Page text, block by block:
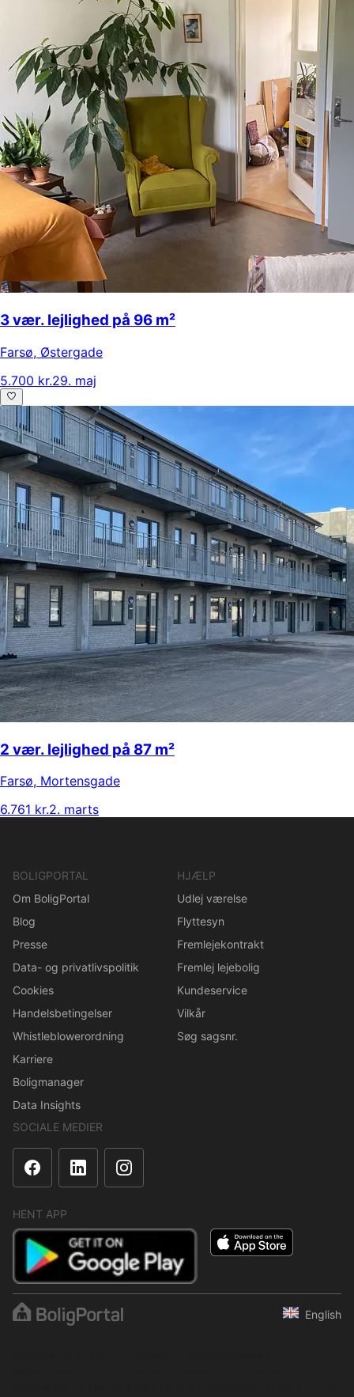
3 vær. lejlighed på 96 m²
Farsø, Østergade
5.700 kr.29. maj
2 vær. lejlighed på 87 m²
Farsø, Mortensgade
6.761 kr.2. marts
BOLIGPORTAL
Om BoligPortal
Blog
Presse
Data- og privatlivspolitik
Cookies
Handelsbetingelser
Whistleblowerordning
Karriere
Boligmanager
Data Insights
HJÆLP
Udlej værelse
Flyttesyn
Fremlejekontrakt
Fremlej lejebolig
Kundeservice
Vilkår
Søg sagsnr.
SOCIALE MEDIER
HENT APP
English